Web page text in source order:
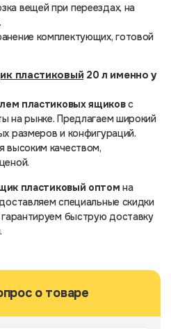
вещей при переездах, на
комплектующих, готовой
пластиковый 20 л именно у
пластиковых ящиковс
на рынке. Предлагаем широкий
размеров и конфигураций.
высоким качеством,
пластиковый оптом на
специальные скидки
быструю доставку
о товаре